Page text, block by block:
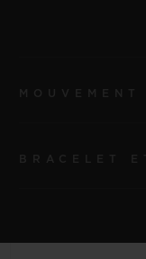
BRACELET